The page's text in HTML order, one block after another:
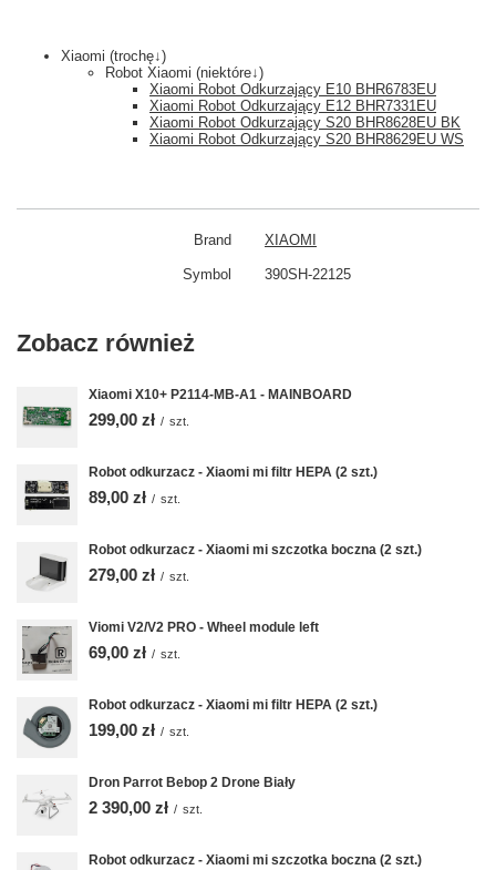
Xiaomi (trochę↓)
Robot Xiaomi (niektóre↓)
Xiaomi Robot Odkurzający E10 BHR6783EU
Xiaomi Robot Odkurzający E12 BHR7331EU
Xiaomi Robot Odkurzający S20 BHR8628EU BK
Xiaomi Robot Odkurzający S20 BHR8629EU WS
Brand XIAOMI
Symbol 390SH-22125
Zobacz również
Xiaomi X10+ P2114-MB-A1 - MAINBOARD
299,00 zł / szt.
Robot odkurzacz - Xiaomi mi filtr HEPA (2 szt.)
89,00 zł / szt.
Robot odkurzacz - Xiaomi mi szczotka boczna (2 szt.)
279,00 zł / szt.
Viomi V2/V2 PRO - Wheel module left
69,00 zł / szt.
Robot odkurzacz - Xiaomi mi filtr HEPA (2 szt.)
199,00 zł / szt.
Dron Parrot Bebop 2 Drone Biały
2 390,00 zł / szt.
Robot odkurzacz - Xiaomi mi szczotka boczna (2 szt.)